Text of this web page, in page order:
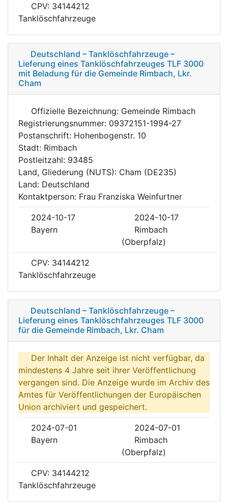
CPV: 34144212
Tanklöschfahrzeuge
Deutschland – Tanklöschfahrzeuge –
Lieferung eines Tanklöschfahrzeuges TLF 3000
mit Beladung für die Gemeinde Rimbach, Lkr.
Cham
Offizielle Bezeichnung: Gemeinde Rimbach
Registrierungsnummer: 09372151-1994-27
Postanschrift: Hohenbogenstr. 10
Stadt: Rimbach
Postleitzahl: 93485
Land, Gliederung (NUTS): Cham (DE235)
Land: Deutschland
Kontaktperson: Frau Franziska Weinfurtner
2024-10-17
2024-10-17
Bayern
Rimbach
(Oberpfalz)
CPV: 34144212
Tanklöschfahrzeuge
Deutschland – Tanklöschfahrzeuge –
Lieferung eines Tanklöschfahrzeuges TLF 3000
für die Gemeinde Rimbach, Lkr. Cham
Der Inhalt der Anzeige ist nicht verfügbar, da
mindestens 4 Jahre seit ihrer Veröffentlichung
vergangen sind. Die Anzeige wurde im Archiv des
Amtes für Veröffentlichungen der Europäischen
Union archiviert und gespeichert.
2024-07-01
2024-07-01
Bayern
Rimbach
(Oberpfalz)
CPV: 34144212
Tanklöschfahrzeuge